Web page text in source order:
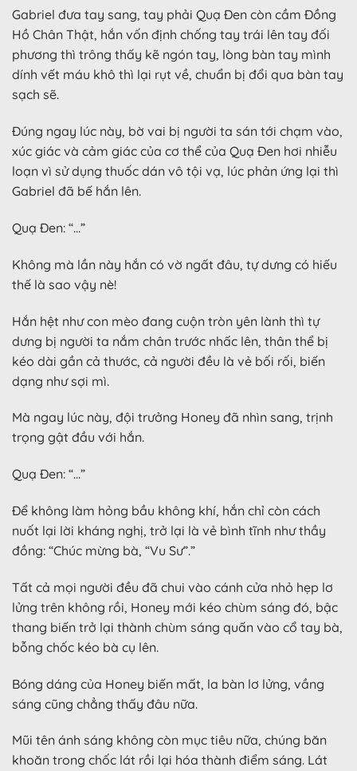
Gabriel đưa tay sang, tay phải Quạ Đen còn cầm Đồng
Hồ Chân Thật, hắn vốn định chống tay trái lên tay đối
phương thì trông thấy kẽ ngón tay, lòng bàn tay mình
dính vết máu khô thì lại rụt về, chuẩn bị đổi qua bàn tay
sạch sẽ.
Đúng ngay lúc này, bờ vai bị người ta sán tới chạm vào,
xúc giác và cảm giác của cơ thể của Quạ Đen hơi nhiễu
loạn vì sử dụng thuốc dán vô tội vạ, lúc phản ứng lại thì
Gabriel đã bế hắn lên.
Quạ Đen: “…”
Không mà lần này hắn có vờ ngất đâu, tự dưng có hiếu
thế là sao vậy nè!
Hắn hệt như con mèo đang cuộn tròn yên lành thì tự
dưng bị người ta nắm chân trước nhấc lên, thân thể bị
kéo dài gần cả thước, cả người đều là vẻ bối rối, biến
dạng như sợi mì.
Mà ngay lúc này, đội trưởng Honey đã nhìn sang, trịnh
trọng gật đầu với hắn.
Quạ Đen: “…”
Để không làm hỏng bầu không khí, hắn chỉ còn cách
nuốt lại lời kháng nghị, trở lại là vẻ bình tĩnh như thầy
đồng: “Chúc mừng bà, “Vu Sư”.”
Tất cả mọi người đều đã chui vào cánh cửa nhỏ hẹp lơ
lửng trên không rồi, Honey mới kéo chùm sáng đó, bậc
thang biến trở lại thành chùm sáng quấn vào cổ tay bà,
bỗng chốc kéo bà cụ lên.
Bóng dáng của Honey biến mất, la bàn lơ lửng, vầng
sáng cũng chẳng thấy đâu nữa.
Mũi tên ánh sáng không còn mục tiêu nữa, chúng băn
khoăn trong chốc lát rồi lại hóa thành điểm sáng. Lát